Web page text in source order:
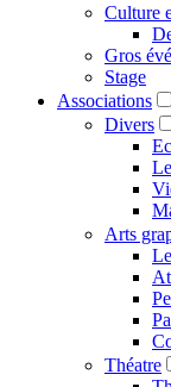
Culture
Gros
Stage
Associations
Divers
Arts
Théatre